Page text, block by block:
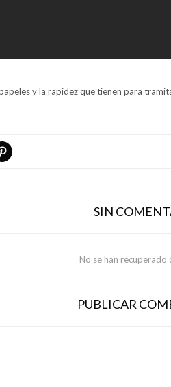
y la rapidez que tienen para
SIN
No se han recuperado
PUBLICAR